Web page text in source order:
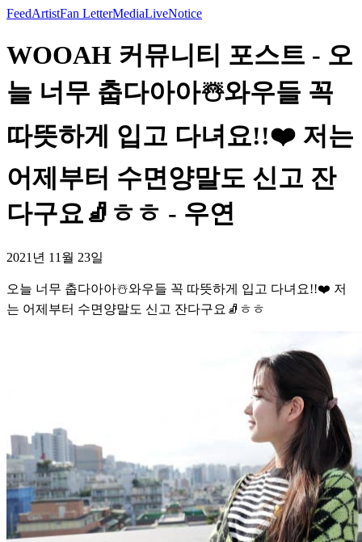
FeedArtistFan LetterMediaLiveNotice
WOOAH 커뮤니티 포스트 - 오
늘 너무 춥다아아☃️와우들 꼭
따뜻하게 입고 다녀요!!❤️ 저는
어제부터 수면양말도 신고 잔
다구요🧦ㅎㅎ - 우연
2021년 11월 23일
오늘 너무 춥다아아☃️와우들 꼭 따뜻하게 입고 다녀요!!❤️ 저
는 어제부터 수면양말도 신고 잔다구요🧦ㅎㅎ